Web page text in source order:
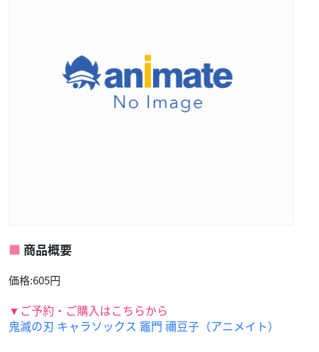
商品概要
価格:605円
▼ご予約・ご購入はこちらから
鬼滅の刃 キャラソックス 竈門 禰豆子（アニメイト）